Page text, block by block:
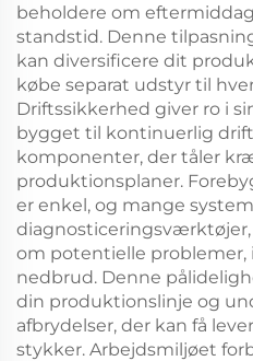
beholdere om
standstid. Denne
kan diversificere dit
købe separat udstyr til
Driftssikkerhed giver ro i
bygget til kontinuerlig
komponenter, der tåler
produktionsplaner.
er enkel, og mange
diagnosticeringsværktøjer,
om potentielle problemer,
nedbrud. Denne
din produktionslinje og
afbrydelser, der kan få
stykker. Arbejdsmiljøet